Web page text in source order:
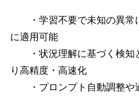
・学習不要で未知の異常
に適用可能
・状況理解に基づく検知
り高精度・高速化
・プロンプト自動調整や